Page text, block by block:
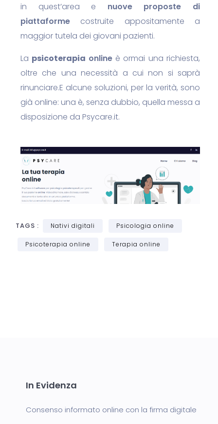
in quest’area e nuove proposte
di
piattaforme costruite appositamente a
maggior tutela dei giovani pazienti.
La psicoterapia onlineè ormai una richiesta,
oltre che una necessità a cui non si saprà
rinunciare.E alcune soluzioni, per la verità, sono
già online: una è, senza dubbio, quella messa a
disposizione da Psycare.it.
TAGS : Nativi digitali Psicologia online
Psicoterapia online Terapia online
In Evidenza
Consenso informato online con la firma digitale